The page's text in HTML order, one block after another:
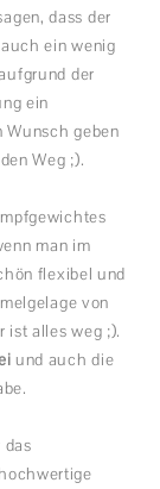
dass der
ein wenig
der
ein
Wunsch geben
Weg ;).
man im
flexibel und
von
ist alles weg ;).
und auch die